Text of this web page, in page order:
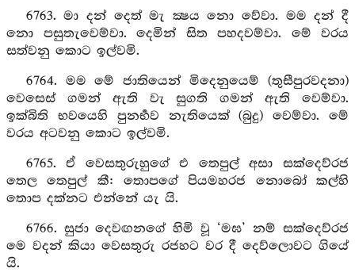
6763. මා දන් දෙත් මැ ක්‍ෂය නො වේවා. මම දන් දී
නො පසුතැවෙම්වා. දෙමින් සිත පහදවම්වා. මේ වරය
සත්වනු කොට ඉල්වමි.
6764. මම මේ ජාතියෙන් මිදෙනුයෙම් (තුසීපුරවදනා)
වෙසෙස් ගමන් ඇති වැ සුගති ගමන් ඇති වෙම්වා.
ඉක්බිති භවයෙහි පුනර්‍භව නැතියෙක් (බුදු) වෙම්වා. මේ
වරය අටවනු කොට ඉල්වමි.
6765. ඒ වෙසතුරුහුගේ එ තෙපුල් අසා සක්දෙව්රජ
තෙල තෙපුල් කී: තොපගේ පියමහරජ නොබෝ කල්හි
තොප දක්නට එන්නේ යැ යි.
6766. සුජා දෙවඟනගේ හිමි වූ ‘මඝ’ නම් සක්දෙව්රජ
මෙ වදන් කියා වෙසතුරු රජහට වර දී දෙව්ලොවට ගියේ
යි.